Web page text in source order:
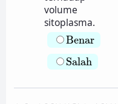
volume
sitoplasma.
Benar
Benar
Salah
Salah